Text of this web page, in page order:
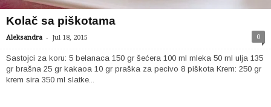
Kolač sa piškotama
Aleksandra - Jul 18, 2015 0
Sastojci za koru: 5 belanaca 150 gr šećera 100 ml mleka 50 ml ulja 135
gr brašna 25 gr kakaoa 10 gr praška za pecivo 8 piškota Krem: 250 gr
krem sira 350 ml slatke...